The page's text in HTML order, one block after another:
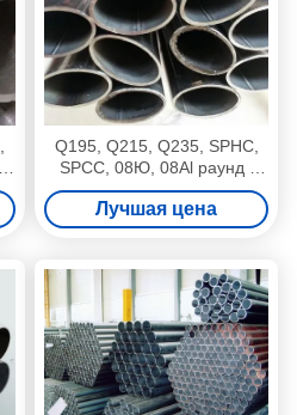
Q195, Q215, Q235, SPHC,
SPCC, 08Ю, 08Al раунд /
эллипс сварные стальные
трубы / трубы
Лучшая цена